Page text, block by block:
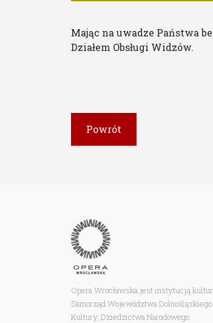
Mając na uwadze Państwa
Działem Obsługi Widzów.
Powrót
Opera Wrocławska jest instytucją
Samorząd Województwa
Kultury, Dziedzictwa Narodowego.